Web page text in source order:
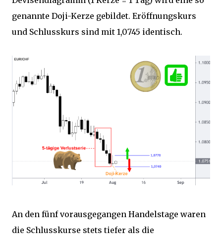
genannte Doji-Kerze gebildet. Eröffnungskurs
und Schlusskurs sind mit 1,0745 identisch.
An den fünf vorausgegangen Handelstage waren
die Schlusskurse stets tiefer als die